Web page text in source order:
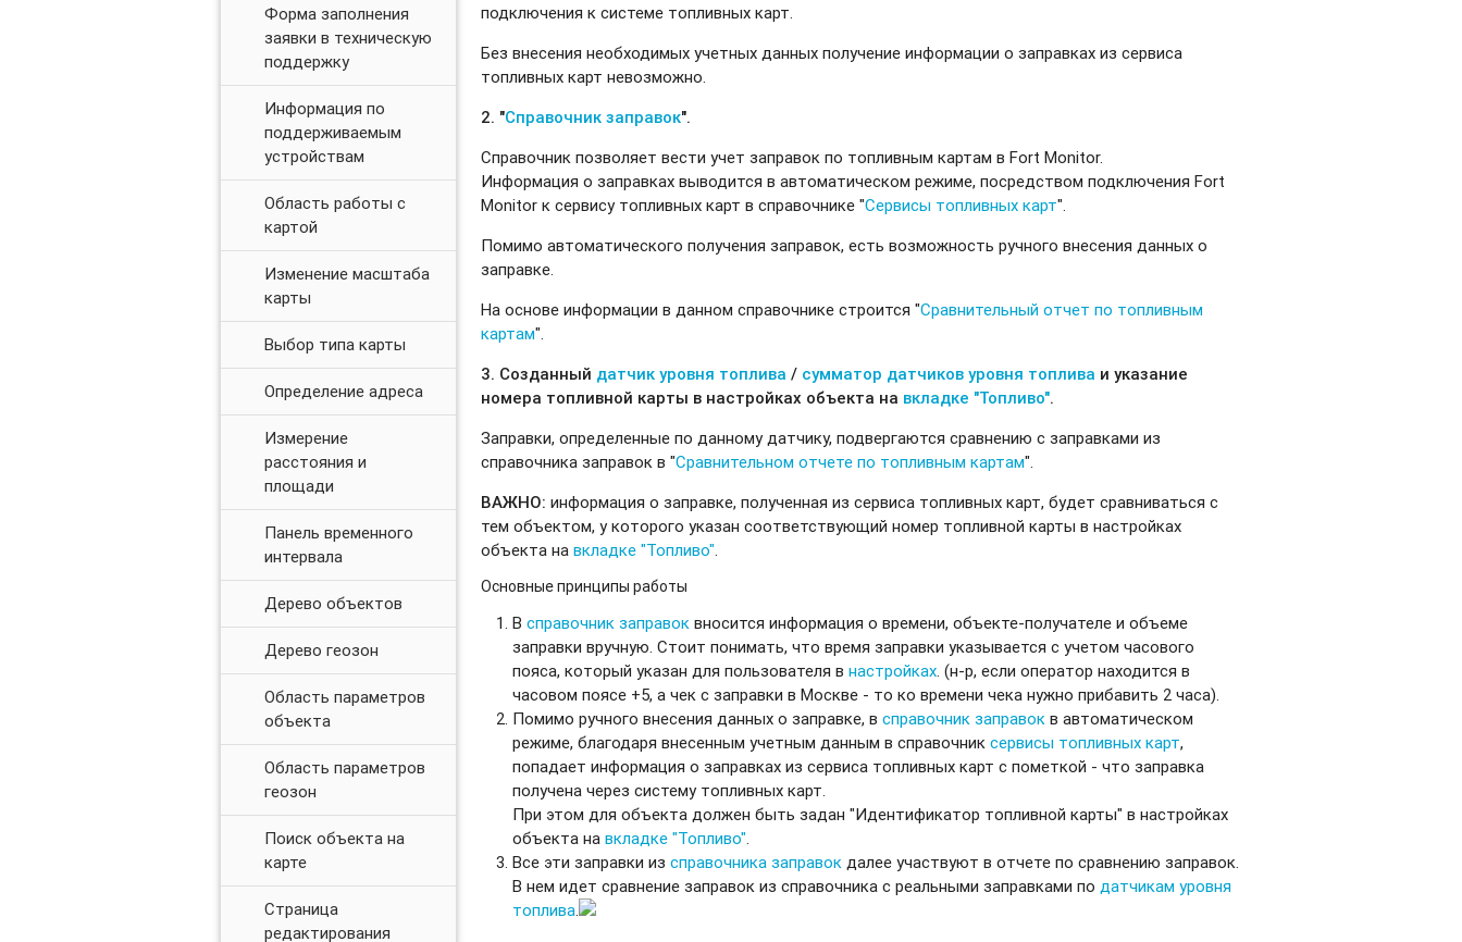
Форма заполнения
заявки в техническую
поддержку
Информация по
поддерживаемым
устройствам
Область работы с
картой
Изменение масштаба
карты
Выбор типа карты
Определение адреса
Измерение
расстояния и
площади
Панель временного
интервала
Дерево объектов
Дерево геозон
Область параметров
объекта
Область параметров
геозон
Поиск объекта на
карте
Страница
редактирования
подключения к системе топливных карт.
Без внесения необходимых учетных данных получение информации о заправках из сервиса
топливных карт невозможно.
2. "Справочник заправок".
Справочник позволяет вести учет заправок по топливным картам в Fort Monitor.
Информация о заправках выводится в автоматическом режиме, посредством подключения Fort
Monitor к сервису топливных карт в справочнике "Сервисы топливных карт".
Помимо автоматического получения заправок, есть возможность ручного внесения данных о
заправке.
На основе информации в данном справочнике строится "Сравнительный отчет по топливным
картам".
3. Созданный датчик уровня топлива / сумматор датчиков уровня топлива и указание
номера топливной карты в настройках объекта на вкладке "Топливо".
Заправки, определенные по данному датчику, подвергаются сравнению с заправками из
справочника заправок в "Сравнительном отчете по топливным картам".
ВАЖНО: информация о заправке, полученная из сервиса топливных карт, будет сравниваться с
тем объектом, у которого указан соответствующий номер топливной карты в настройках
объекта навкладке "Топливо"
Основные принципы работы
Всправочник заправок вносится информация о времени, объекте-получателе и объеме
заправки вручную. Стоит понимать, что время заправки указывается с учетом часового
пояса, который указан для пользователя внастройках . (н-р, если оператор находится в
часовом поясе +5, а чек с заправки в Москве - то ко времени чека нужно прибавить 2 часа).
Помимо ручного внесения данных о заправке, всправочник заправок в автоматическом
режиме, благодаря внесенным учетным данным в справочниксервисы топливных карт,
попадает информация о заправках из сервиса топливных карт с пометкой - что заправка
получена через систему топливных карт.
При этом для объекта должен быть задан "Идентификатор топливной карты" в настройках
объекта навкладке "Топливо"
Все эти заправки изсправочника заправок далее участвуют в отчете по сравнению заправок.
В нем идет сравнение заправок из справочника с реальными заправками по датчикам уровня
топлива